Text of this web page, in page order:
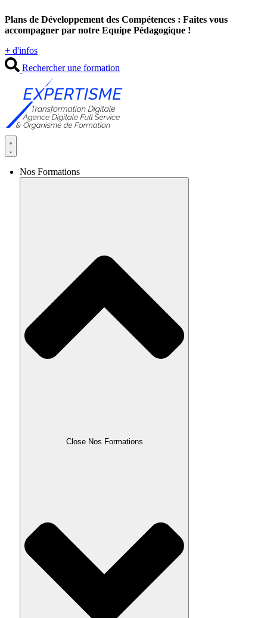
au
contenu
Plans de Développement des Compétences : Faites vous
accompagner par notre Equipe Pédagogique !
+ d'infos
Rechercher une formation
Nos Formations
Close Nos Formations